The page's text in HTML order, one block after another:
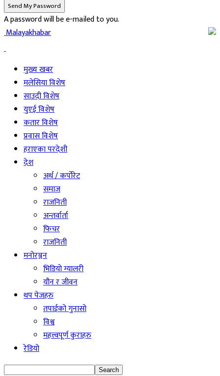
A password will be e-mailed to you.
Malayakhabar
मुख्य खबर
मलेसिया विशेष
साउदी विशेष
युएई विशेष
कतार विशेष
प्रवास विशेष
हराएका परदेशी
देश
अर्थ / कर्पोरेट
समाज
राजनिती
अन्तर्वार्ता
फिचर
राजनिती
मनोरञ्जन
भिडियो ग्यालरी
यौन र जीवन
थप पेजहरु
तपाईको गुनासो
विश्व
महत्त्वपूर्ण कुराहरु
रेडियो